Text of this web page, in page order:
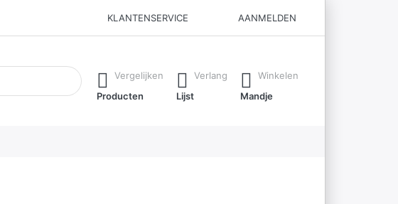
KLANTENSERVICE AANMELDEN
terwijl je typt. Druk op de Enter-toets om alle resultaten op te
Vergelijken
Producten
Verlang
Lijst
Winkelen
Mandje